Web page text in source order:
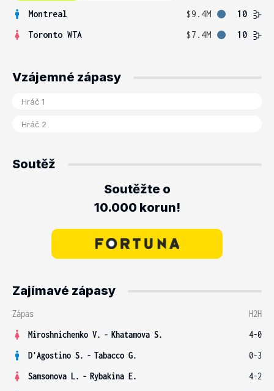
Montreal $9.4M
10
Toronto WTA
$7.4M 10
Vzájemné zápasy
Soutěž
Soutěžte o
10.000 korun!
Zajímavé zápasy
Zápas
H2H
Miroshnichenko V. - Khatamova S.
4-0
D'Agostino S. - Tabacco G.
0-3
Samsonova L. - Rybakina E.
4-2